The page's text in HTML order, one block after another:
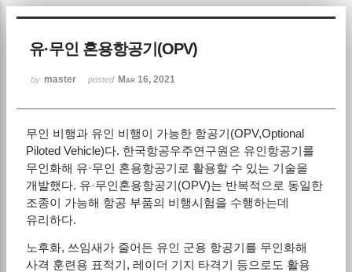
유·무인 혼용항공기(OPV)
by master posted Mar 16, 2021
무인 비행과 유인 비행이 가능한 항공기(OPV,Optional
Piloted Vehicle)다. 한국항공우주연구원은 유인항공기를
무인화해 유·무인 혼용항공기로 활용할 수 있는 기술을
개발했다. 유·무인혼용항공기(OPV)는 반복적으로 동일한
조종이 가능해 항공 부품의 비행시험을 수행하는데
유리하다.
노후화, 쓰임새가 줄어든 유인 군용 항공기를 무인화해
사격 훈련용 표적기, 레이더 기지 타격기 등으로도 활용
Sketchbook5, 스케치북5
Sketchbook5, 스케치북5